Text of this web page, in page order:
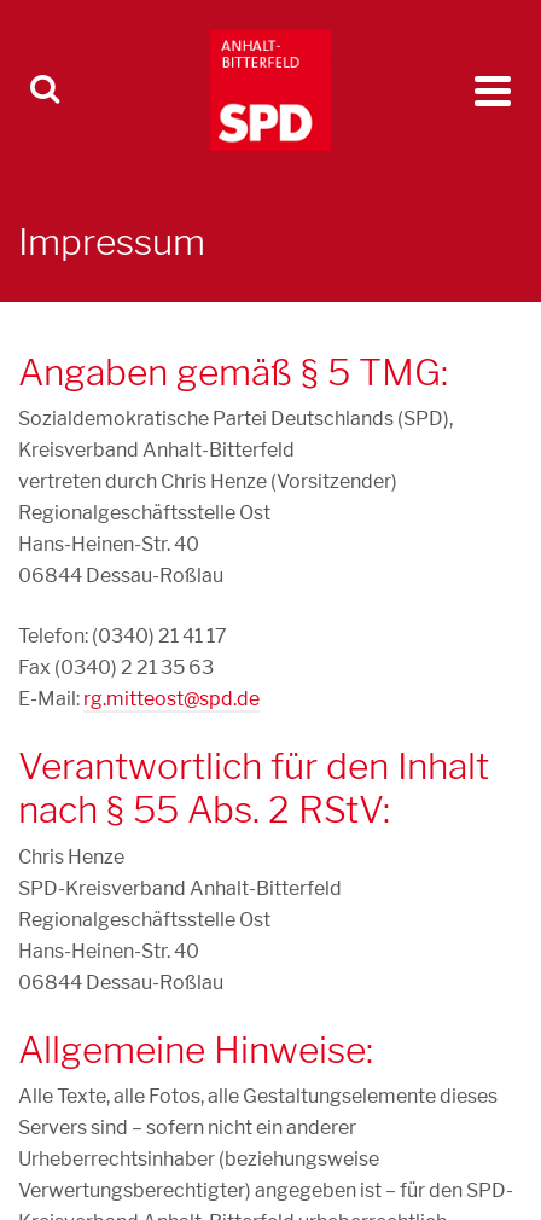
Impressum
Angaben gemäß § 5 TMG:
Sozialdemokratische Partei Deutschlands (SPD),
Kreisverband Anhalt-Bitterfeld
vertreten durch Chris Henze (Vorsitzender)
Regionalgeschäftsstelle Ost
Hans-Heinen-Str. 40
06844 Dessau-Roßlau
Telefon: (0340) 21 41 17
Fax (0340) 2 21 35 63
E-Mail: rg.mitteost@spd.de
Verantwortlich für den Inhalt
nach § 55 Abs. 2 RStV:
Chris Henze
SPD-Kreisverband Anhalt-Bitterfeld
Regionalgeschäftsstelle Ost
Hans-Heinen-Str. 40
06844 Dessau-Roßlau
Allgemeine Hinweise:
Alle Texte, alle Fotos, alle Gestaltungselemente dieses
Servers sind – sofern nicht ein anderer
Urheberrechtsinhaber (beziehungsweise
Verwertungsberechtigter) angegeben ist – für den SPD-